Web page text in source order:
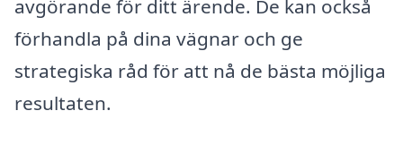
avgörande för ditt ärende. De kan också
förhandla på dina vägnar och ge
strategiska råd för att nå de bästa möjliga
resultaten.